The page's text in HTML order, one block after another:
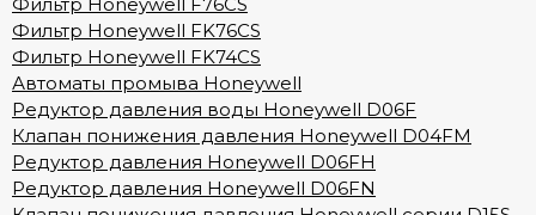
Фильтр Honeywell FK76CS
Фильтр Honeywell FK74CS
Автоматы промыва Honeywell
Редуктор давления воды Honeywell D06F
Клапан понижения давления Honeywell D04FM
Редуктор давления Honeywell D06FH
Редуктор давления Honeywell D06FN